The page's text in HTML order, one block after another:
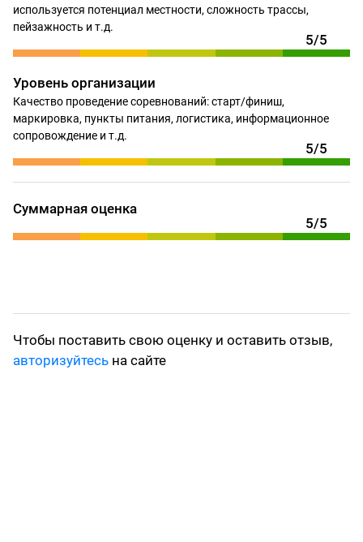
используется потенциал местности, сложность трассы,
пейзажность и т.д.
5/5
Уровень организации
Качество проведение соревнований: старт/финиш,
маркировка, пункты питания, логистика, информационное
сопровождение и т.д.
5/5
Суммарная оценка
5/5
Чтобы поставить свою оценку и оставить отзыв,
авторизуйтесь на сайте